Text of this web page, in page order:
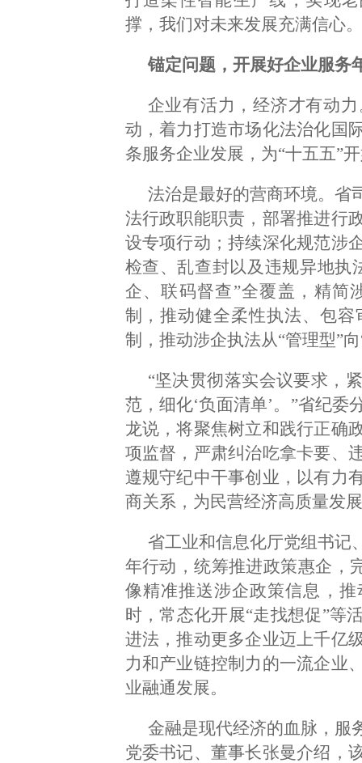
撑，我们对未来发展充满信心
锚定问题，开展好企业服务
企业有活力，经济才有动
动，着力打造市场化法治化国
条服务企业发展，为“十五五”
法治是最好的营商环境。省
法行政职能职责，部署推进行
设专项行动；持续深化规范涉
检查、乱查封以及违规异地执
企、联码督查”全覆盖，精简
制，推动健全柔性执法、包
制，推动涉企执法从“管理型”
“坚决贯彻落实会议要求，
范，细化‘负面清单’。”省纪
龙说，将聚焦树立和践行正确
项监督，严肃纠治吃拿卡要、
遵规守纪中干事创业，以有力
商关系，为民营经济高质量发
省工业和信息化厅党组书记
年行动，统筹推进政策惠企，
像精准推送涉企政策信息，
时，常态化开展“走找想促”等
进法，推动更多企业迈上千亿
力和产业链控制力的一流企业
业融通发展。
金融是现代经济的血脉，服
党委书记、董事长张曼介绍，